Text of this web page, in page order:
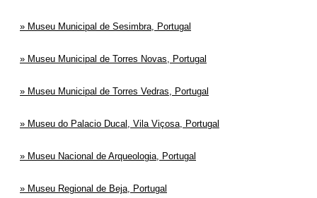
Museu Municipal de Sesimbra, Portugal
Museu Municipal de Torres Novas, Portugal
Museu Municipal de Torres Vedras, Portugal
Museu do Palacio Ducal, Vila Viçosa, Portugal
Museu Nacional de Arqueologia, Portugal
Museu Regional de Beja, Portugal